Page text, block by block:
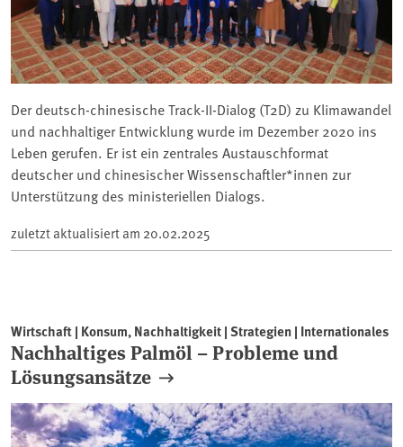
Der deutsch-chinesische Track-II-Dialog (T2D) zu Klimawandel
und nachhaltiger Entwicklung wurde im Dezember 2020 ins
Leben gerufen. Er ist ein zentrales Austauschformat
deutscher und chinesischer Wissenschaftler*innen zur
Unterstützung des ministeriellen Dialogs.
zuletzt aktualisiert am 20.02.2025
Wirtschaft | Konsum, Nachhaltigkeit | Strategien | Internationales
Nachhaltiges Palmöl – Probleme und
Lösungsansätze